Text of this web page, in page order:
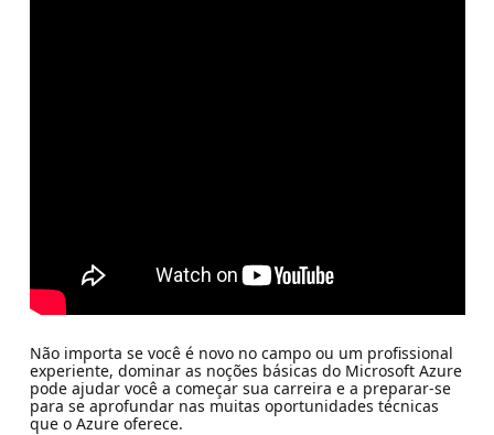
Não importa se você é novo no campo ou um profissional
experiente, dominar as noções básicas do Microsoft Azure
pode ajudar você a começar sua carreira e a preparar-se
para se aprofundar nas muitas oportunidades técnicas
que o Azure oferece.